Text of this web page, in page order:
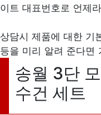
이트 대표번호로 언제
상담시 제품에 대한 기
등을 미리 알려 준다면
송월 3단
수건 세트